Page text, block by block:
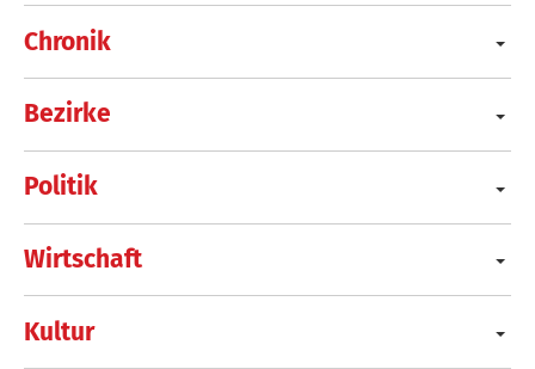
Chronik
Bezirke
Politik
Wirtschaft
Kultur